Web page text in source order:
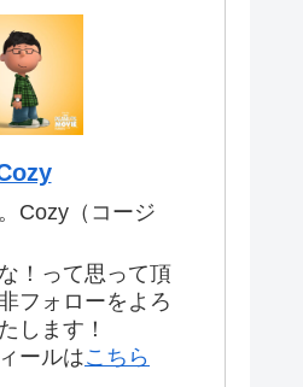
Cozy（コージ
！って思って頂
フォローをよろ
します！
ールはこちら